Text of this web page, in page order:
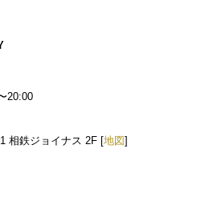
20:00
相鉄ジョイナス 2F [地図]